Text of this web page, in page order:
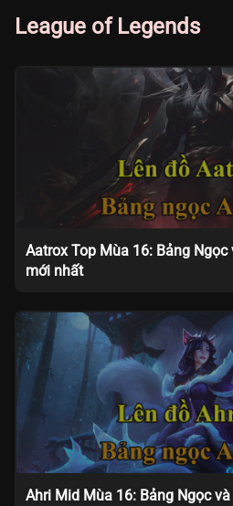
League of Legends
Aatrox Top Mùa 16: Bảng
mới nhất
Ahri Mid Mùa 16: Bảng Ngọc